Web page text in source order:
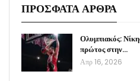
ΠΡΟΣΦΑΤΑ ΑΡΘΡΑ
Ολυμπιακός:
πρώτος στην…
Απρ 16, 2026